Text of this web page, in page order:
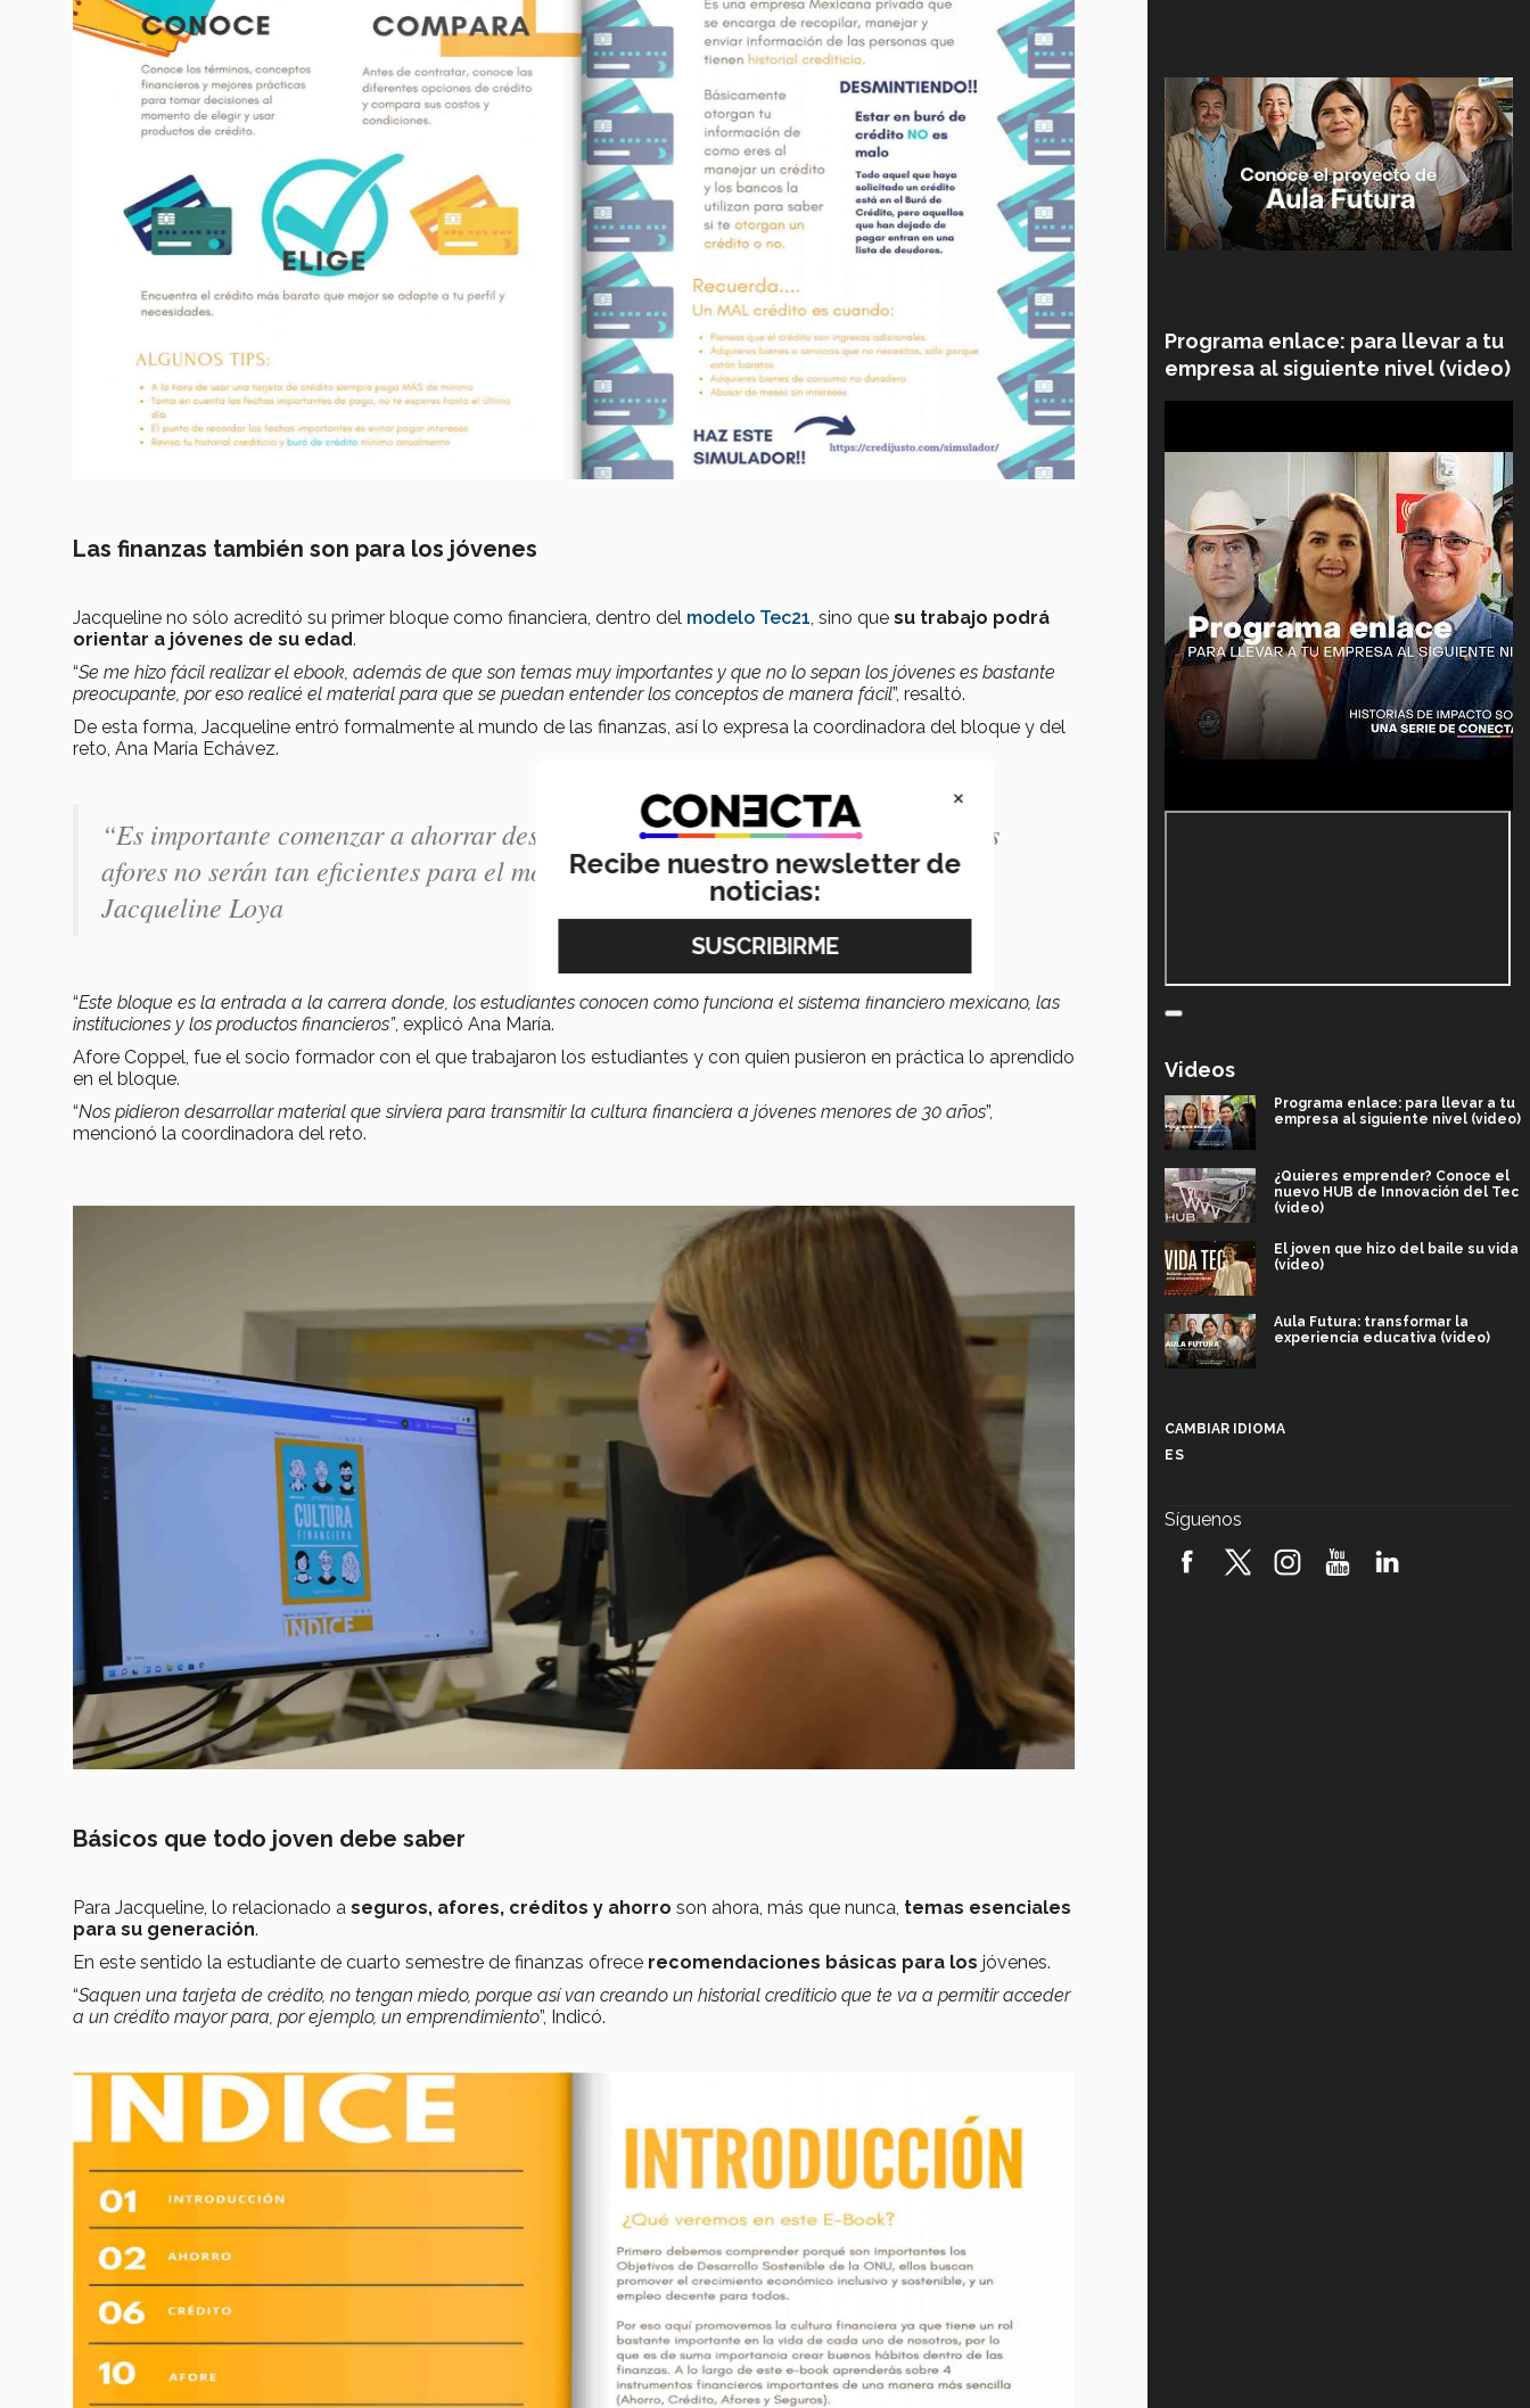
Las finanzas también son para los jóvenes
Jacqueline no sólo acreditó su primer bloque como financiera, dentro del modelo Tec21 , sino que su trabajo podrá
orientar a jóvenes de su edad.
“Se me hizo fácil realizar el ebook, además de que son temas muy importantes y que no lo sepan los jóvenes es bastante
preocupante, por eso realicé el material para que se puedan entender los conceptos de manera fácil”, resaltó.
De esta forma, Jacqueline entró formalmente al mundo de las finanzas, así lo expresa la coordinadora del bloque y del
reto, Ana María Echávez.
“Es importante comenzar a ahorrar desde ya, porque para nuestra generación las
afores no serán tan eficientes para el momento en el que pensemos en el retiro”.
Jacqueline Loya
“Este bloque es la entrada a la carrera donde, los estudiantes conocen cómo funciona el sistema financiero mexicano, las
instituciones y los productos financieros”, explicó Ana María.
Afore Coppel, fue el socio formador con el que trabajaron los estudiantes y con quien pusieron en práctica lo aprendido
en el bloque.
“Nos pidieron desarrollar material que sirviera para transmitir la cultura financiera a jóvenes menores de 30 años”,
mencionó la coordinadora del reto.
Básicos que todo joven debe saber
Para Jacqueline, lo relacionado a seguros, afores, créditos y ahorro son ahora, más que nunca, temas esenciales
para su generación.
En este sentido la estudiante de cuarto semestre de finanzas ofrece recomendaciones básicas para los jóvenes.
“Saquen una tarjeta de crédito, no tengan miedo, porque así van creando un historial crediticio que te va a permitir acceder
a un crédito mayor para, por ejemplo, un emprendimiento”, Indicó.
Programa enlace: para llevar a tu
empresa al siguiente nivel (video)
Videos
Programa enlace: para llevar a tu
empresa al siguiente nivel (video)
¿Quieres emprender? Conoce el
nuevo HUB de Innovación del Tec
(video)
El joven que hizo del baile su vida
(video)
Aula Futura: transformar la
experiencia educativa (video)
robótica FIRST 2026! (video)
CAMBIAR IDIOMA
ES
Síguenos
×
Recibe nuestro newsletter de
noticias: